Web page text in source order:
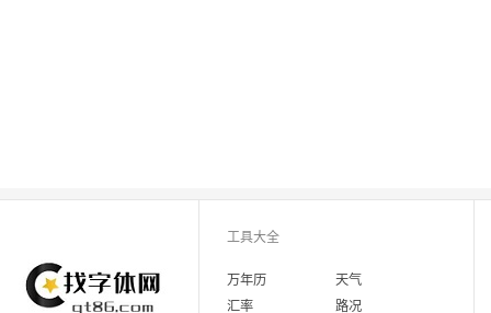
工具大全
万年历
天气
汇率
路况